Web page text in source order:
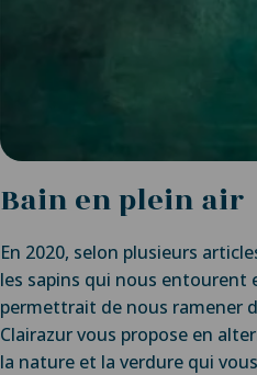
Bain en plein air
En 2020, selon plusieurs
les sapins qui nous entourent
permettrait de nous ramener
Clairazur vous propose en
la nature et la verdure qui